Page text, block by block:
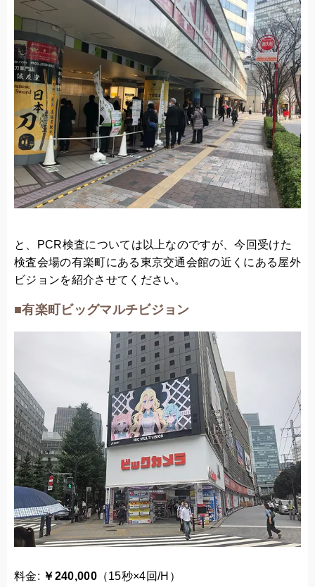
と、PCR検査については以上なのですが、今回受けた
検査会場の有楽町にある東京交通会館の近くにある屋外
ビジョンを紹介させてください。
■有楽町ビッグマルチビジョン
料金: ￥240,000（15秒×4回/H）